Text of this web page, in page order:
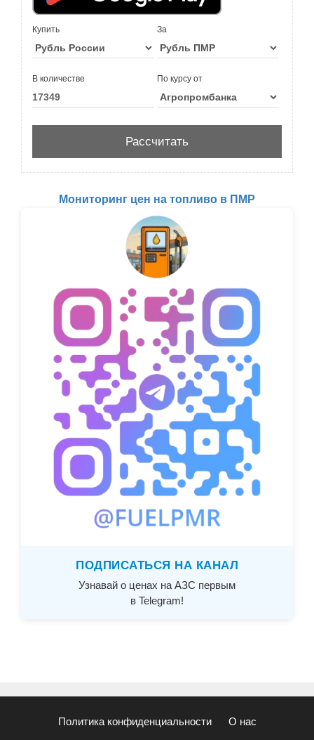
Купить За
В количестве По курсу от
Мониторинг цен на топливо в ПМР
ПОДПИСАТЬСЯ НА КАНАЛ
Узнавай о ценах на АЗС первым
в Telegram!
Политика конфиденциальности О нас